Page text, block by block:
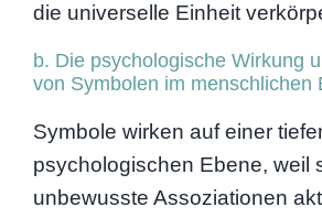
die universelle Einheit
b. Die psychologische Wirkung
von Symbolen im menschlichen
Symbole wirken auf einer
psychologischen Ebene, weil
unbewusste Assoziationen